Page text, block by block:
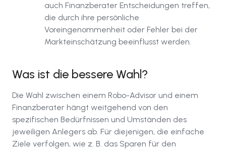
auch Finanzberater Entscheidungen treffen,
die durch ihre persönliche
Voreingenommenheit oder Fehler bei der
Markteinschätzung beeinflusst werden.
Was ist die bessere Wahl?
Die Wahl zwischen einem Robo-Advisor und einem
Finanzberater hängt weitgehend von den
spezifischen Bedürfnissen und Umständen des
jeweiligen Anlegers ab. Für diejenigen, die einfache
Ziele verfolgen, wie z. B. das Sparen für den